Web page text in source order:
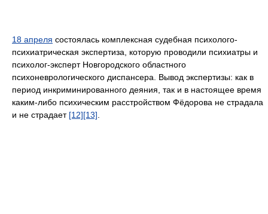
18 апреля состоялась комплексная судебная психолого-
психиатрическая экспертиза, которую проводили психиатры и
психолог-эксперт Новгородского областного
психоневрологического диспансера. Вывод экспертизы: как в
период инкриминированного деяния, так и в настоящее время
каким-либо психическим расстройством Фёдорова не страдала
и не страдает [12][13]